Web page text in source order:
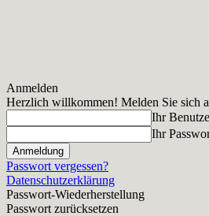
Anmelden
Herzlich willkommen! Melden Sie sich
Ihr
Ihr
Passwort vergessen?
Datenschutzerklärung
Passwort-Wiederherstellung
Passwort zurücksetzen